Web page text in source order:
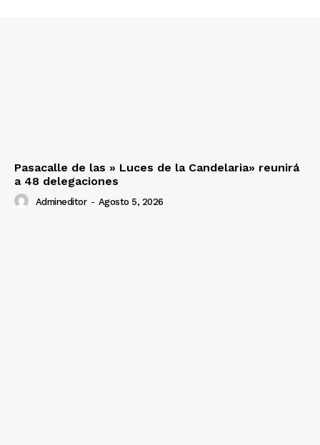
Nosotros
Contacto
Pasacalle de las » Luces de la Candelaria» reunirá
a 48 delegaciones
Admineditor - Agosto 5, 2026